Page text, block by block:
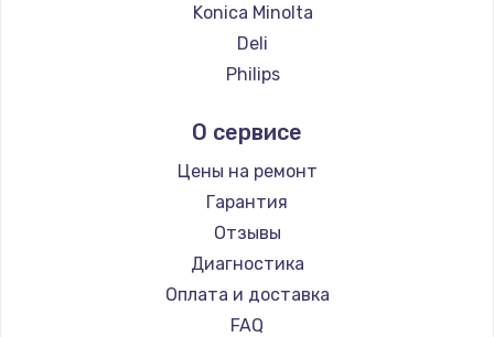
Konica Minolta
Deli
Philips
Kodak
Lexmark
Sharp
TSC
Fujitsu
Godex
О сервисе
Цены на ремонт
Гарантия
Отзывы
Диагностика
Оплата и доставка
FAQ